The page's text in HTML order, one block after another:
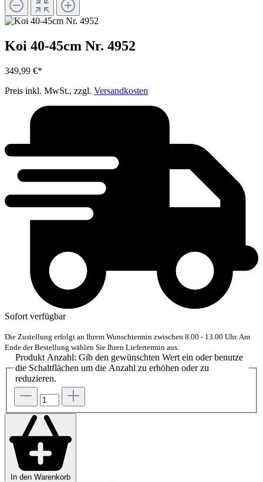
Koi 40-45cm Nr. 4952
349,99 €*
Preis inkl. MwSt., zzgl. Versandkosten
Sofort verfügbar
Die Zustellung erfolgt an Ihrem Wunschtermin zwischen 8.00 - 13.00 Uhr. Am
Ende der Bestellung wählen Sie Ihren Liefertermin aus.
Produkt Anzahl: Gib den gewünschten Wert ein oder benutze
die Schaltflächen um die Anzahl zu erhöhen oder zu
reduzieren.
In den Warenkorb